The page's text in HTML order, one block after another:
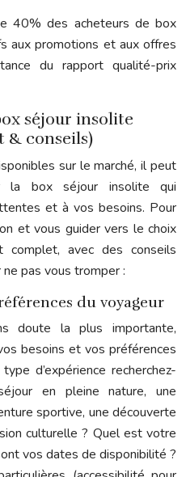
40% des acheteurs de box
aux promotions et aux offres
du rapport qualité-prix
séjour insolite
& conseils)
sur le marché, il peut
la box séjour insolite qui
et à vos besoins. Pour
et vous guider vers le choix
complet, avec des conseils
pas vous tromper :
du voyageur
doute la plus importante,
besoins et vos préférences
d’expérience recherchez-
en pleine nature, une
sportive, une découverte
culturelle ? Quel est votre
vos dates de disponibilité ?